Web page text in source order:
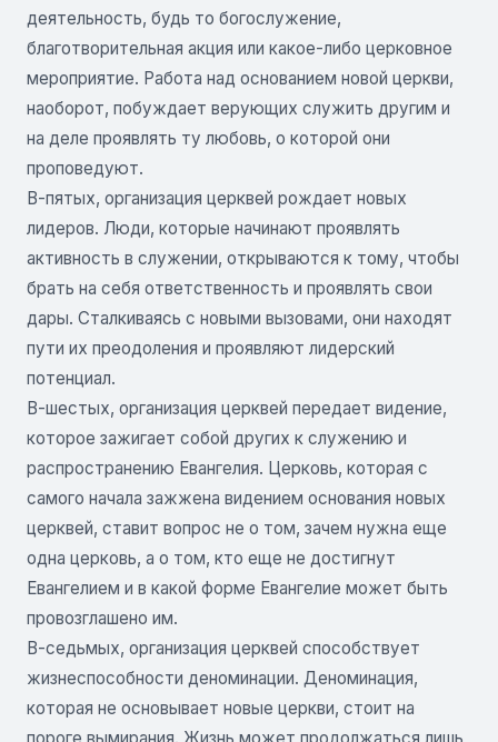
деятельность, будь то богослужение,
благотворительная акция или какое-либо церковное
мероприятие. Работа над основанием новой церкви,
наоборот, побуждает верующих служить другим и
на деле проявлять ту любовь, о которой они
проповедуют.
В-пятых, организация церквей рождает новых
лидеров. Люди, которые начинают проявлять
активность в служении, открываются к тому, чтобы
брать на себя ответственность и проявлять свои
дары. Сталкиваясь с новыми вызовами, они находят
пути их преодоления и проявляют лидерский
потенциал.
В-шестых, организация церквей передает видение,
которое зажигает собой других к служению и
распространению Евангелия. Церковь, которая с
самого начала зажжена видением основания новых
церквей, ставит вопрос не о том, зачем нужна еще
одна церковь, а о том, кто еще не достигнут
Евангелием и в какой форме Евангелие может быть
провозглашено им.
В-седьмых, организация церквей способствует
жизнеспособности деноминации. Деноминация,
которая не основывает новые церкви, стоит на